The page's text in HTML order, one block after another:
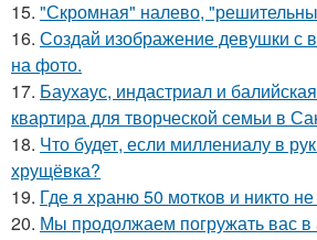
15. "Скромная" налево,
16. Создай изображение девушки с
на фото.
17. Баухаус, индастриал и
квартира для творческой семьи в
18. Что будет, если миллениалу в
хрущёвка?
19. Где я храню 50 мотков и никто
20. Мы продолжаем погружать вас